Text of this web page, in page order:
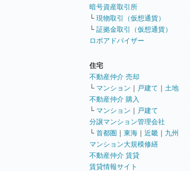
暗号資産取引所
└ 現物取引（仮想通貨）
└ 証拠金取引（仮想通貨）
ロボアドバイザー
住宅
不動産仲介 売却
└ マンション ｜ 戸建て ｜ 土地
不動産仲介 購入
└ マンション ｜ 戸建て
分譲マンション管理会社
└ 首都圏 ｜ 東海 ｜ 近畿 ｜ 九州
マンション大規模修繕
不動産仲介 賃貸
賃貸情報サイト